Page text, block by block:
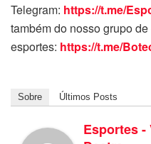
Telegram: https://t.me/
também do nosso grupo
esportes: https://t.me/
Sobre Últimos Posts
Esportes -